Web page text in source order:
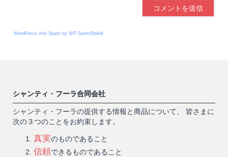
WordPress Anti Spam by WP-SpamShield
シャンティ・フーラ合同会社
シャンティ・フーラの提供する情報と商品について、 皆さまに
次の３つのことをお約束します。
真実のものであること
信頼できるものであること